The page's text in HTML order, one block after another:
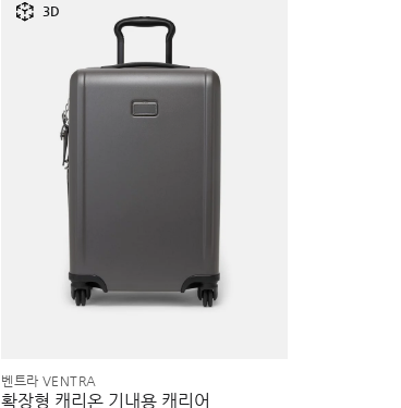
3D
벤트라 VENTRA
확장형 캐리온 기내용 캐리어